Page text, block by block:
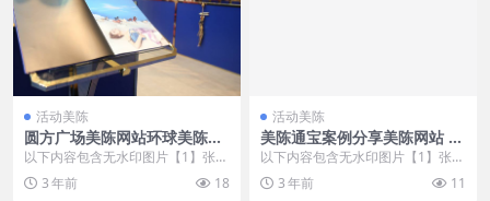
活动美陈
圆方广场美陈网站环球美陈网
(91)
以下内容包含无水印图片【1】张
，开通会员无障碍浏览 开通VIP会
员 3 年前 18
活动美陈
美陈通宝案例分享美陈网站 (1
77)
以下内容包含无水印图片【1】张
，开通会员无障碍浏览 开通VIP会
员 3 年前 11